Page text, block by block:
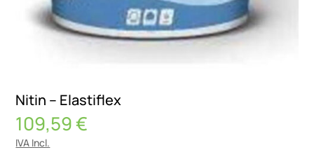
Nitin – Elastiflex
109,59€
IVA Incl.